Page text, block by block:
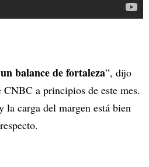
balance de fortaleza”, dijo
a principios de este mes.
la carga del margen está bien